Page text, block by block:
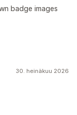
badge images
30. heinäkuu 2026